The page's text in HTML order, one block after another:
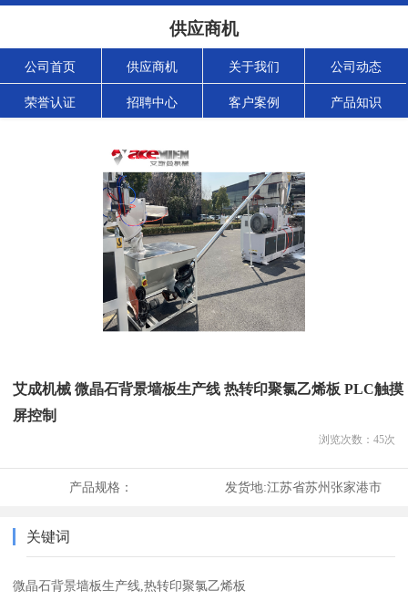
供应商机
公司首页 供应商机 关于我们 公司动态
荣誉认证 招聘中心 客户案例 产品知识
艾成机械 微晶石背景墙板生产线 热转印聚氯乙烯板 PLC触摸
屏控制
浏览次数： 45次
产品规格： 发货地:江苏省苏州张家港市
关键词
微晶石背景墙板生产线,热转印聚氯乙烯板